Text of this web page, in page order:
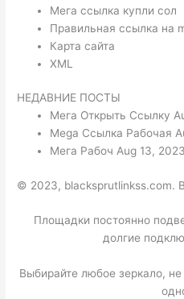
Мега ссылка купли сол
Правильная ссылка на
Карта сайта
XML
НЕДАВНИЕ ПОСТЫ
Мега Открыть Ссылку
Mega Ссылка Рабочая
Мега Рабоч Aug 13, 2023
© 2023, blacksprutlinkss.com.
Площадки постоянно
долгие
Выбирайте любое зеркало,